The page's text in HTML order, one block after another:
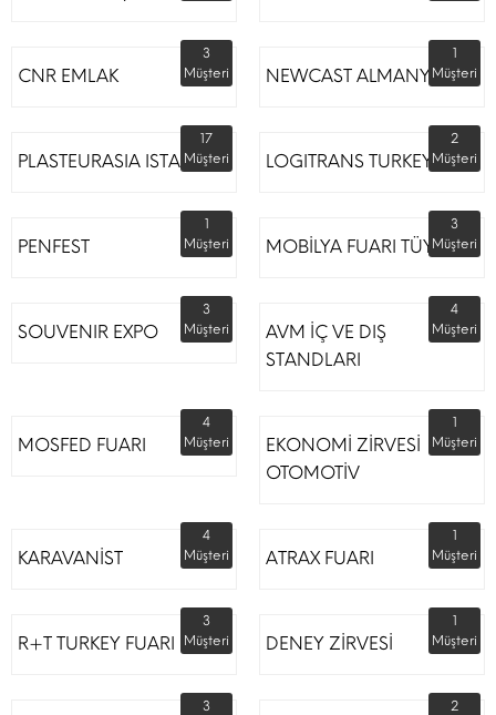
CNR EMLAK
3
Müşteri
NEWCAST ALMANYA
1
Müşteri
PLASTEURASIA ISTANBUL
17
Müşteri
LOGITRANS TURKEY
2
Müşteri
PENFEST
1
Müşteri
MOBİLYA FUARI TÜYAP
3
Müşteri
SOUVENIR EXPO
3
Müşteri
AVM İÇ VE DIŞ
STANDLARI
4
Müşteri
MOSFED FUARI
4
Müşteri
EKONOMİ ZİRVESİ
OTOMOTİV
1
Müşteri
KARAVANİST
4
Müşteri
ATRAX FUARI
1
Müşteri
R+T TURKEY FUARI
3
Müşteri
DENEY ZİRVESİ
1
Müşteri
3
2